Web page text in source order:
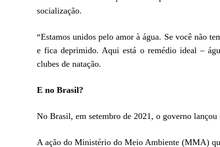
socialização.
“Estamos unidos pelo amor à água. Se você não
e fica deprimido. Aqui está o remédio ideal –
clubes de natação.
E no Brasil?
No Brasil, em setembro de 2021, o governo lançou
A ação do Ministério do Meio Ambiente (MMA)